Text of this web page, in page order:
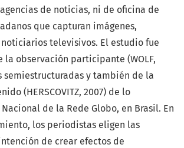
de noticias, ni de oficina de
que capturan imágenes,
televisivos. El estudio fue
la observación participante (WOLF,
semiestructuradas y también de la
(HERSCOVITZ, 2007) de lo
de la Rede Globo, en Brasil. En
los periodistas eligen las
de crear efectos de